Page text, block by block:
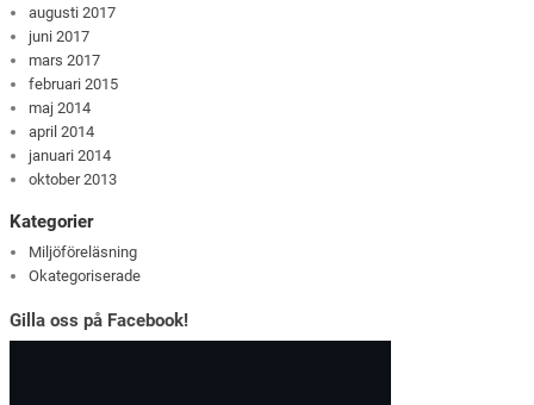
augusti 2017
juni 2017
mars 2017
februari 2015
maj 2014
april 2014
januari 2014
oktober 2013
Kategorier
Miljöföreläsning
Okategoriserade
Gilla oss på Facebook!